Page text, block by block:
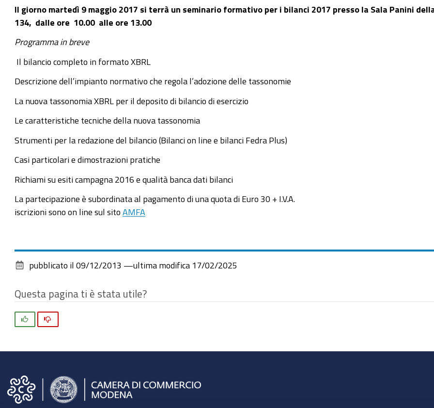
Il giorno martedì 9 maggio 2017 si terrà un seminario formativo per i bilanci 2017 presso la Sala Panini
134, dalle ore 10.00 alle ore 13.00
Programma in breve
Il bilancio completo in formato XBRL
Descrizione dell’impianto normativo che regola l’adozione delle tassonomie
La nuova tassonomia XBRL per il deposito di bilancio di esercizio
Le caratteristiche tecniche della nuova tassonomia
Strumenti per la redazione del bilancio (Bilanci on line e bilanci Fedra Plus)
Casi particolari e dimostrazioni pratiche
Richiami su esiti campagna 2016 e qualità banca dati bilanci
La partecipazione è subordinata al pagamento di una quota di Euro 30 + I.V.A.
iscrizioni sono on line sul sito AMFA
pubblicato il 09/12/2013 —ultima modifica 17/02/2025
Questa pagina ti è stata utile?